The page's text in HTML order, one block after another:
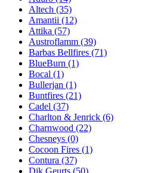
Altech (35)
Amantii (12)
Attika (57)
Austroflamm (39)
Barbas Bellfires (71)
BlueBurn (1)
Bocal (1)
Bullerjan (1)
Buntfires (21)
Cadel (37)
Charlton & Jenrick (6)
Charnwood (22)
Chesneys (0)
Cocoon Fires (1)
Contura (37)
Dik Geurts (50)